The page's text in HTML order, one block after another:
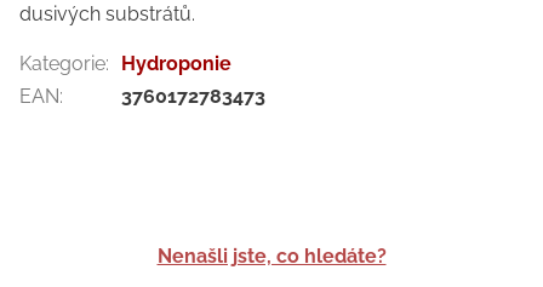
Nenašli jste, co hledáte?
dusivých substrátů.
Kategorie:
Hydroponie
EAN: 3760172783473